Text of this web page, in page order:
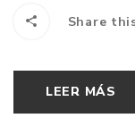
LEER MÁS
Share